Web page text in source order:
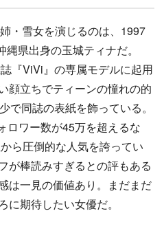
・雪女を演じるのは、1997
県出身の玉城ティナだ。
『ViVi』の専属モデルに起用
顔立ちでティーンの憧れの的
で同誌の表紙を飾っている。
ロワー数が45万を超えるな
ら圧倒的な人気を誇ってい
が棒読みすぎるとの評もある
は一見の価値あり。まだまだ
期待したい女優だ。